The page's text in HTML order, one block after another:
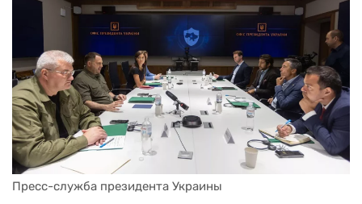
Пресс-служба президента Украины